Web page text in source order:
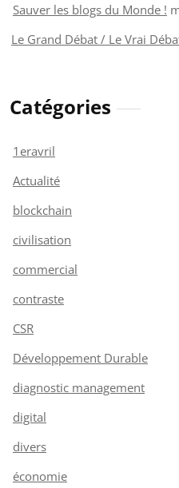
Sauver les blogs du Monde !
Le Grand Débat / Le Vrai
Catégories
1eravril
Actualité
blockchain
civilisation
commercial
contraste
CSR
Développement Durable
diagnostic management
digital
divers
économie